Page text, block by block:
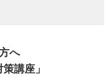
へ
講座」